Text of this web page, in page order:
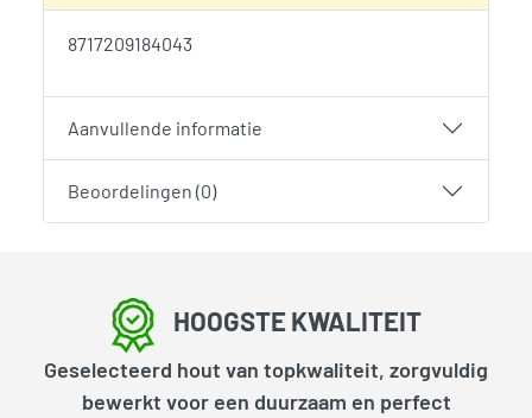
8717209184043
Aanvullende informatie
Beoordelingen (0)
HOOGSTE KWALITEIT
Geselecteerd hout van topkwaliteit, zorgvuldig
bewerkt voor een duurzaam en perfect